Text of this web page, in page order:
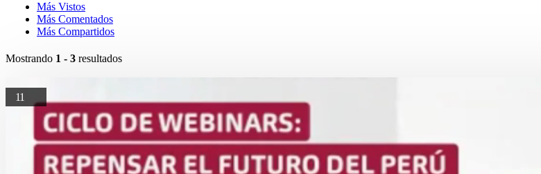
Más Vistos
Más Comentados
Más Compartidos
Mostrando 1 - 3 resultados
11